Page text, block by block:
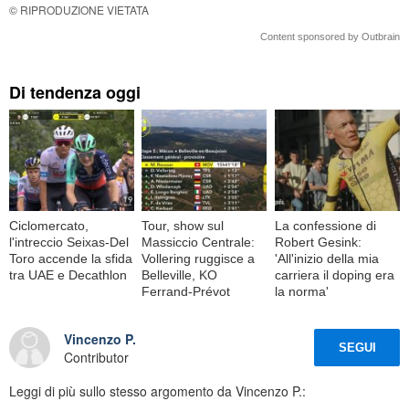
© RIPRODUZIONE VIETATA
Content sponsored by Outbrain
Di tendenza oggi
Ciclomercato,
l'intreccio Seixas-Del
Toro accende la sfida
tra UAE e Decathlon
Tour, show sul
Massiccio Centrale:
Vollering ruggisce a
Belleville, KO
Ferrand-Prévot
La confessione di
Robert Gesink:
'All'inizio della mia
carriera il doping era
la norma'
Vincenzo P.
Contributor
SEGUI
Leggi di più sullo stesso argomento da Vincenzo P.: